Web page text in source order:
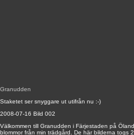
Granudden
Staketet ser snyggare ut utifrån nu :-)
2008-07-16 Bild 002
Välkommen till Granudden i Färjestaden på
blommor från min trädgård. De här bilderna togs